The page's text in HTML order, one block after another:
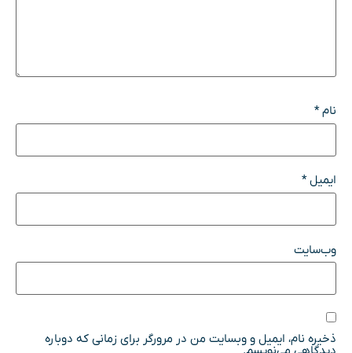
نام*
ایمیل*
وب‌سایت
ذخیره نام، ایمیل و وبسایت من در مرورگر برای زمانی که دوباره